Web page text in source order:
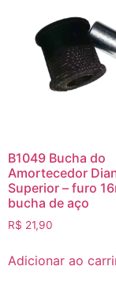
B1049 Bucha do
Amortecedor
Superior – furo
bucha de aço
R$ 21,90
Adicionar ao